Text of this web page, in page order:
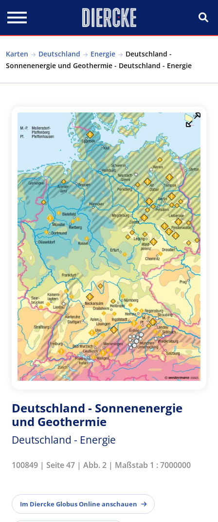
Karten Deutschland Energie
Deutschland -
Sonnenenergie und Geothermie - Deutschland - Energie
Deutschland - Sonnenenergie
und Geothermie
Deutschland - Energie
100849 | Seite 47 | Abb. 2 | Maßstab 1 : 7000000
Im Diercke Globus Online anschauen